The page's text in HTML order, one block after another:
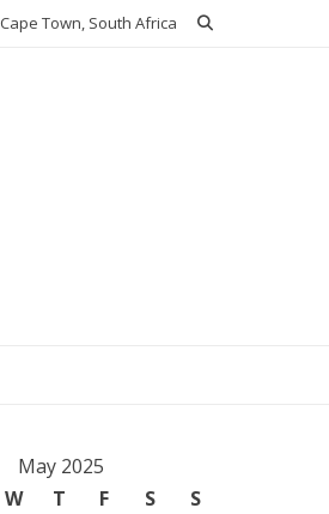
Cape Town, South Africa
May 2025
W T F S
S